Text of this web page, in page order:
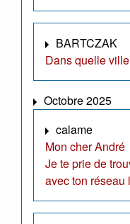
BARTCZAK
Dans quelle
Octobre 2025
calame
Mon cher André
Je te prie de
avec ton